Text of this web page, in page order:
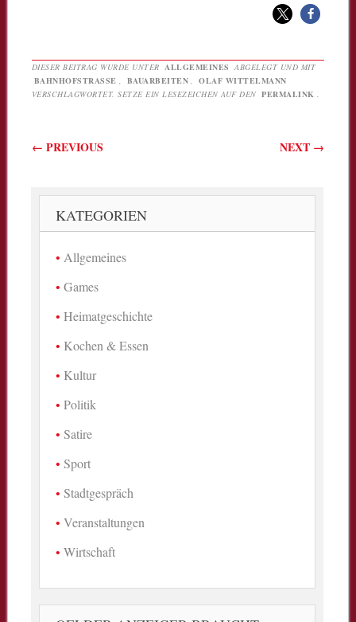
DIESER BEITRAG WURDE UNTER ALLGEMEINES ABGELEGT UND MIT
BAHNHOFSTRASSE
, BAUARBEITEN ,
OLAF WITTELMANN
VERSCHLAGWORTET. SETZE EIN LESEZEICHEN AUF DEN PERMALINK .
Beitragsnavigation
← PREVIOUS NEXT →
KATEGORIEN
Allgemeines
Games
Heimatgeschichte
Kochen & Essen
Kultur
Politik
Satire
Sport
Stadtgespräch
Veranstaltungen
Wirtschaft